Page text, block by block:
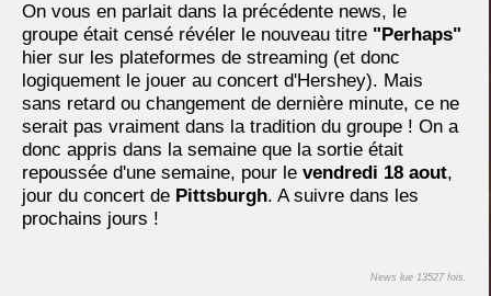
On vous en parlait dans la précédente news, le
groupe était censé révéler le nouveau titre "Perhaps"
hier sur les plateformes de streaming (et donc
logiquement le jouer au concert d'Hershey). Mais
sans retard ou changement de dernière minute, ce ne
serait pas vraiment dans la tradition du groupe ! On a
donc appris dans la semaine que la sortie était
repoussée d'une semaine, pour le vendredi 18 aout,
jour du concert de Pittsburgh. A suivre dans les
prochains jours !
News lue 13527 fois.